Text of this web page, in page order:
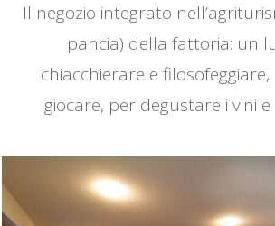
Il negozio integrato
pancia) della fattoria: un
chiacchierare e
giocare, per degustare i vini